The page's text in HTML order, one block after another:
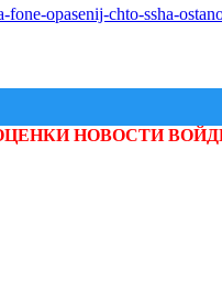
opasenij-chto-ssha-
НОВОСТИ